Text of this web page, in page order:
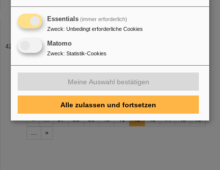
mit Oszilloskop, Spektrum- und Netzwerkanaysatoren sowie
Lasern. Weitere interessante
Canadian accelerator center TRIUMF. Karthein received the award
for applying the superior phase-imagingioncyclotron resonance
« .... 37 38 39 40 41 42 43 44 45
46
....
»
Essentials (immer erforderlich)
Zweck: Unbedingt erforderliche Cookies
Matomo
Zweck: Statistik-Cookies
Meine Auswahl bestätigen
Alle zulassen und fortsetzen